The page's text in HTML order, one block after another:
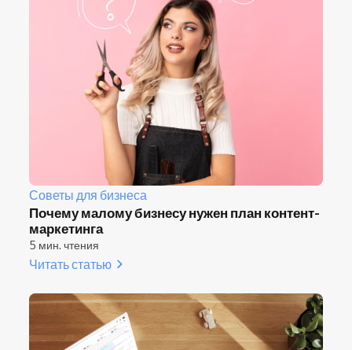
Советы для бизнеса
Почему малому бизнесу нужен план контент-
маркетинга
5 мин. чтения
Читать статью